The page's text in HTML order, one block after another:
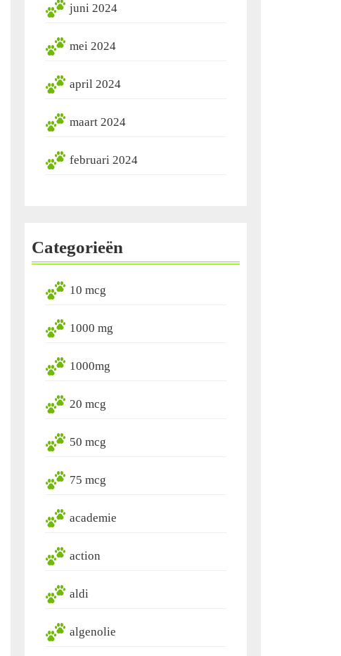
juni 2024
mei 2024
april 2024
maart 2024
februari 2024
Categorieën
10 mcg
1000 mg
1000mg
20 mcg
50 mcg
75 mcg
academie
action
aldi
algenolie